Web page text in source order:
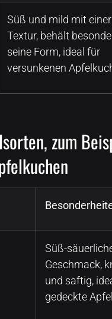
Süß und mild mit
Textur, behält
seine Form, ideal für
versunkenen
zum
Süß-
Geschmack,
und saftig,
gedeckte